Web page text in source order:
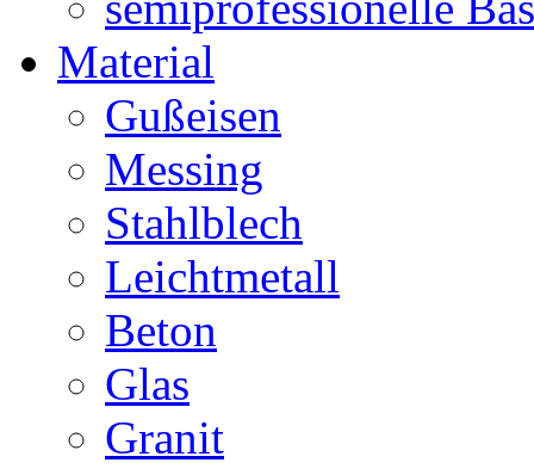
Material
Gußeisen
Messing
Stahlblech
Leichtmetall
Beton
Glas
Granit